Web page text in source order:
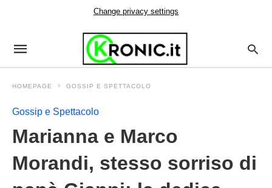
Change privacy settings
HOMEPAGE GOSSIP E SPETTACOLO
Gossip e Spettacolo
Marianna e Marco
Morandi, stesso sorriso di